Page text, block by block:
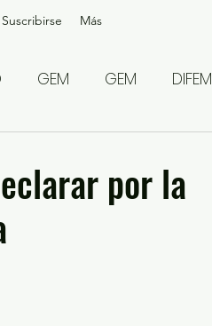
Suscribirse Más
GEM GEM DIFEM
Ciudadana
por la